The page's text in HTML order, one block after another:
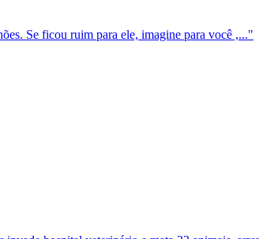
Se ficou ruim para ele, imagine para você ,..."